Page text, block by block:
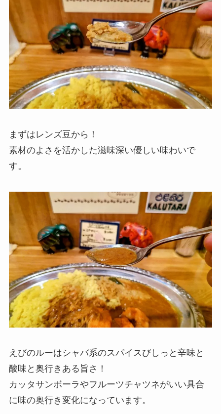
まずはレンズ豆から！
素材のよさを活かした滋味深い優しい味わいで
す。
えびのルーはシャバ系のスパイスびしっと辛味と
酸味と奥行きある旨さ！
カッタサンボーラやフルーツチャツネがいい具合
に味の奥行き変化になっています。